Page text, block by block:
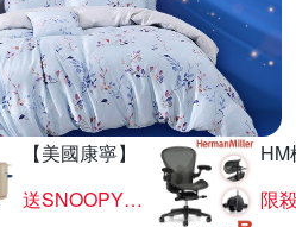
【美國康寧】
送SNOOPY匙筷組
HM
限